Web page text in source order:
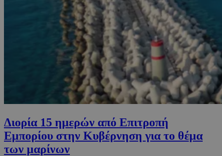
Διορία 15 ημερών από Επιτροπή
Εμπορίου στην Κυβέρνηση για το θέμα
των μαρίνων